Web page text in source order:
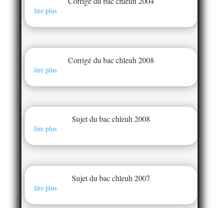
lire plus
Corrigé du bac chleuh 2008
lire plus
Sujet du bac chleuh 2008
lire plus
Sujet du bac chleuh 2007
lire plus